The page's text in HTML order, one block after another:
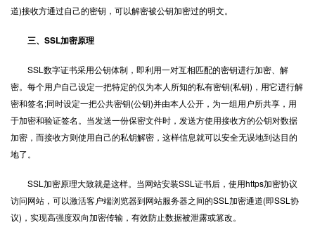
道)接收方通过自己的密钥，可以解密被公钥加密过的明文。
三、SSL加密原理
SSL数字证书采用公钥体制，即利用一对互相匹配的密钥进行加密、解
密。每个用户自己设定一把特定的仅为本人所知的私有密钥(私钥)，用它进行解
密和签名;同时设定一把公共密钥(公钥)并由本人公开，为一组用户所共享，用
于加密和验证签名。当发送一份保密文件时，发送方使用接收方的公钥对数据
加密，而接收方则使用自己的私钥解密，这样信息就可以安全无误地到达目的
地了。
SSL加密原理大致就是这样。当网站安装SSL证书后，使用https加密协议
访问网站，可以激活客户端浏览器到网站服务器之间的SSL加密通道(即SSL协
议)，实现高强度双向加密传输，有效防止数据被泄露或篡改。